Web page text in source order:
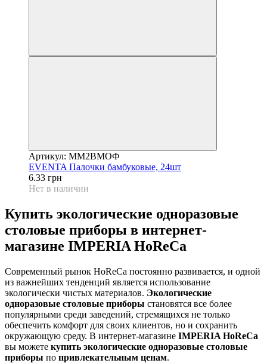
Артикул: MM2BМОФ
EVENTA Палочки бамбуковые, 24шт
6.33 грн
Нет в наличии
Купить экологические одноразовые
столовые приборы в интернет-
магазине IMPERIA HoReCa
Современный рынок HoReCa постоянно развивается, и одной
из важнейших тенденций является использование
экологически чистых материалов. Экологические
одноразовые столовые приборы становятся все более
популярными среди заведений, стремящихся не только
обеспечить комфорт для своих клиентов, но и сохранить
окружающую среду. В интернет-магазине IMPERIA HoReCa
вы можете купить экологические одноразовые столовые
приборы по привлекательным ценам.